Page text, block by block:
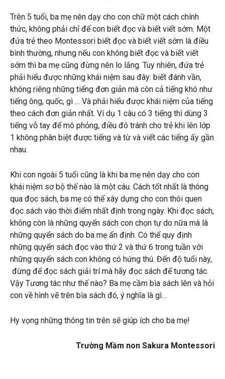
Trên 5 tuổi, ba mẹ nên dạy cho con chữ một cách chính
thức, không phải chỉ để con biết đọc và biết viết sớm. Một
đứa trẻ theo Montessori biết đọc và biết viết sớm là điều
bình thường, nhưng nếu con không biết đọc và biết viết
sớm thì ba mẹ cũng đừng nên lo lắng. Tuy nhiên, đứa trẻ
phải hiểu được những khái niệm sau đây: biết đánh vần,
không riêng những tiếng đơn giản mà còn cả tiếng khó như
tiếng ông, quốc, gì … Và phải hiểu được khái niệm của tiếng
theo cách đơn giản nhất. Ví dụ 1 câu có 3 tiếng thì dùng 3
tiếng vỗ tay để mô phỏng, điều đó tránh cho trẻ khi lên lớp
1 không phân biệt được tiếng và từ và viết các tiếng ấy gần
nhau.
Khi con ngoài 5 tuổi cũng là khi ba mẹ nên dạy cho con
khái niệm sơ bộ thế nào là một câu. Cách tốt nhất là thông
qua đọc sách, ba mẹ có thể xây dựng cho con thói quen
đọc sách vào thời điểm nhất định trong ngày. Khi đọc sách,
không còn là những quyển sách con chọn tự do nữa mà là
những quyển sách do ba mẹ ấn định. Có thể quy định
những quyển sách đọc vào thứ 2 và thứ 6 trong tuần với
những quyển sách con không có hứng thú. Đến độ tuổi này,
đừng để đọc sách giải trí mà hãy đọc sách để tương tác.
Vậy Tương tác như thế nào? Ba mẹ cầm bìa sách lên và hỏi
con về hình vẽ trên bìa sách đó, ý nghĩa là gì…
Hy vọng những thông tin trên sẽ giúp ích cho ba mẹ!
Trường Mầm non Sakura Montessori